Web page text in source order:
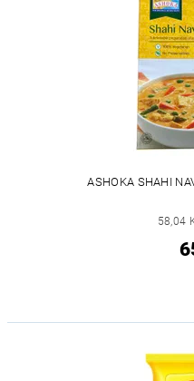
ASHOKA SHAHI
58,04